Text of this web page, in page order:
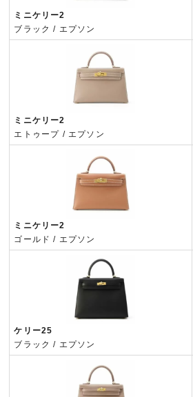
ミニケリー2
ブラック / エプソン
ミニケリー2
エトゥープ / エプソン
ミニケリー2
ゴールド / エプソン
ケリー25
ブラック / エプソン